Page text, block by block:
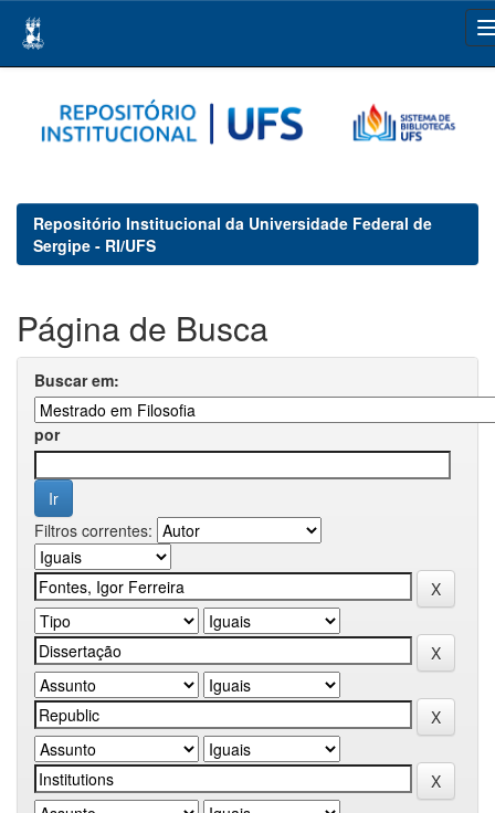
navigation
Repositório Institucional da Universidade Federal de
Sergipe - RI/UFS
Página de Busca
Buscar em:
por
Filtros correntes: